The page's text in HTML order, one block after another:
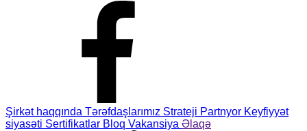
Şirkət haqqında Tərəfdaşlarımız Strateji Partnyor Keyfiyyət
siyasəti Sertifikatlar Bloq Vakansiya Əlaqə